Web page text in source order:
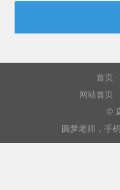
首页
网站首页
©
圆梦老师，手